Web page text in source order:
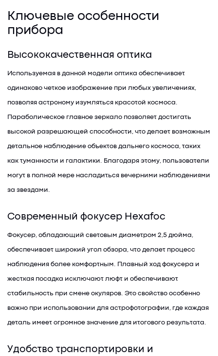
Ключевые особенности
прибора
Высококачественная оптика
Используемая в данной модели оптика обеспечивает
одинаково четкое изображение при любых увеличениях,
позволяя астроному изумляться красотой космоса.
Параболическое главное зеркало позволяет достигать
высокой разрешающей способности, что делает возможным
детальное наблюдение объектов дальнего космоса, таких
как туманности и галактики. Благодаря этому, пользователи
могут в полной мере насладиться вечерними наблюдениями
за звездами.
Современный фокусер Hexafoc
Фокусер, обладающий световым диаметром 2,5 дюйма,
обеспечивает широкий угол обзора, что делает процесс
наблюдения более комфортным. Плавный ход фокусера и
жесткая посадка исключают люфт и обеспечивают
стабильность при смене окуляров. Это свойство особенно
важно при использовании для астрофотографии, где каждая
деталь имеет огромное значение для итогового результата.
Удобство транспортировки и